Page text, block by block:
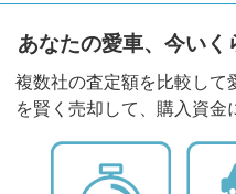
あなたの愛車、今いく
複数社の査定額を比較して
を賢く売却して、購入資金